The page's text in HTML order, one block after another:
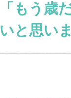
「もう歳
いと思い